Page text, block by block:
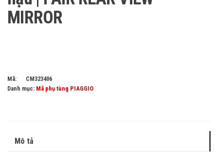
MIRROR
Mã:
CM323406
Danh mục: Mã phụ tùng PIAGGIO
Mô tả